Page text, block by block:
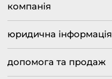
компанія
юридична інформація
допомога та продаж